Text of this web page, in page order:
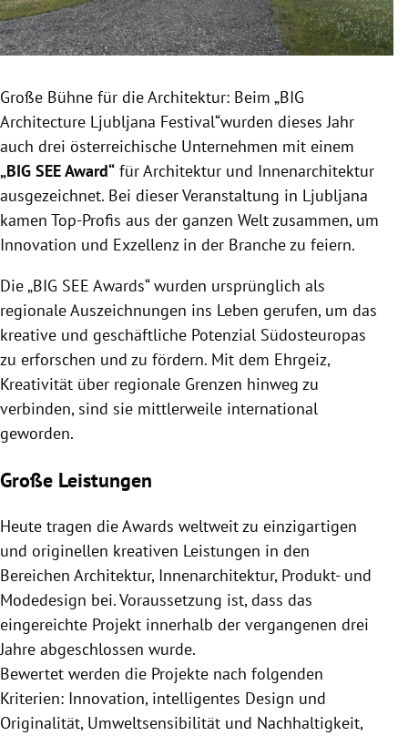
Untermenü
Große Bühne für die Architektur: Beim „BIG
Architecture Ljubljana Festival“wurden dieses Jahr
auch drei österreichische Unternehmen mit einem
„BIG SEE Award“ für Architektur und Innenarchitektur
ausgezeichnet. Bei dieser Veranstaltung in Ljubljana
kamen Top-Profis aus der ganzen Welt zusammen, um
Innovation und Exzellenz in der Branche zu feiern.
Die „BIG SEE Awards“ wurden ursprünglich als
regionale Auszeichnungen ins Leben gerufen, um das
kreative und geschäftliche Potenzial Südosteuropas
zu erforschen und zu fördern. Mit dem Ehrgeiz,
Kreativität über regionale Grenzen hinweg zu
verbinden, sind sie mittlerweile international
geworden.
Große Leistungen
Heute tragen die Awards weltweit zu einzigartigen
und originellen kreativen Leistungen in den
Bereichen Architektur, Innenarchitektur, Produkt- und
Modedesign bei. Voraussetzung ist, dass das
eingereichte Projekt innerhalb der vergangenen drei
Jahre abgeschlossen wurde.
Bewertet werden die Projekte nach folgenden
Kriterien: Innovation, intelligentes Design und
Originalität, Umweltsensibilität und Nachhaltigkeit,